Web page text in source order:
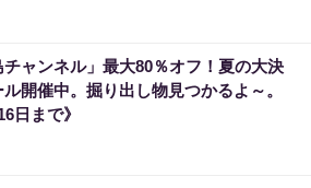
チャンネル」最大80％オフ！夏の大決
開催中。掘り出し物見つかるよ～。
日まで》